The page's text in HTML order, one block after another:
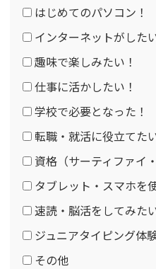
はじめてのパソコン！
インターネットがした
趣味で楽しみたい！
仕事に活かしたい！
学校で必要となった！
転職・就活に役立てた
資格（サーティファイ
タブレット・スマホを
速読・脳活をしてみた
ジュニアタイピング体
その他